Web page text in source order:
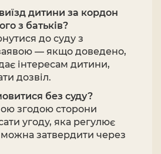
дитини за кордон
з батьків?
до суду з
— якщо доведено,
інтересам дитини,
дозвіл.
без суду?
згодою сторони
угоду, яка регулює
можна затвердити через